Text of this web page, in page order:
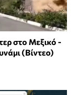
στο Μεξικό -
(Βίντεο)